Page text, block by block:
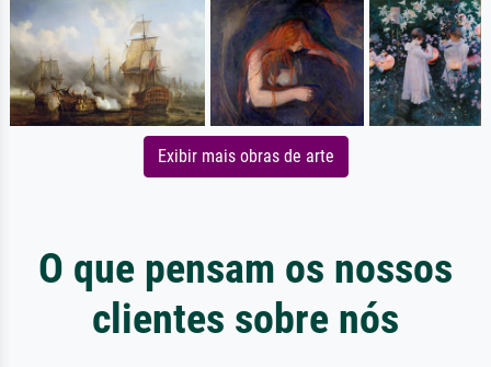
Exibir mais obras de arte
O que pensam os nossos
clientes sobre nós